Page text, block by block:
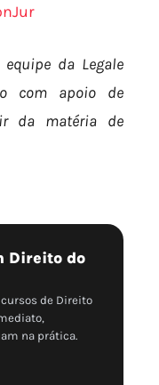
da Legale
com apoio de
da matéria de
Direito do
de Direito
na prática.